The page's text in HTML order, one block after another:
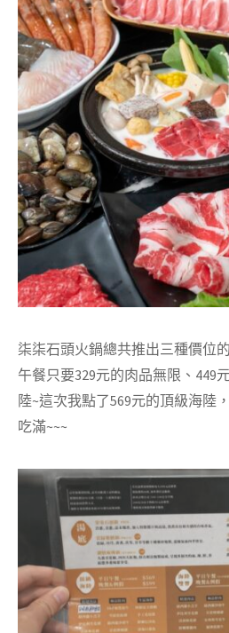
柒柒石頭火鍋總共推出三種價位
午餐只要329元的肉品無限、449
陸~這次我點了569元的頂級海陸
吃滿~~~